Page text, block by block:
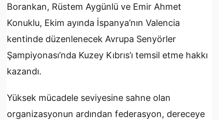
Borankan, Rüstem Aygünlü ve Emir Ahmet
Konuklu, Ekim ayında İspanya’nın Valencia
kentinde düzenlenecek Avrupa Senyörler
Şampiyonası’nda Kuzey Kıbrıs’ı temsil etme hakkı
kazandı.
Yüksek mücadele seviyesine sahne olan
organizasyonun ardından federasyon, dereceye